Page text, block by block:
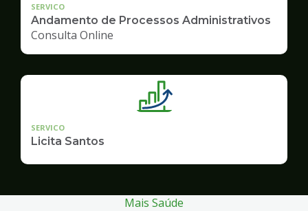
SERVICO
Andamento de Processos Administrativos
Consulta Online
SERVICO
Licita Santos
Mais Saúde